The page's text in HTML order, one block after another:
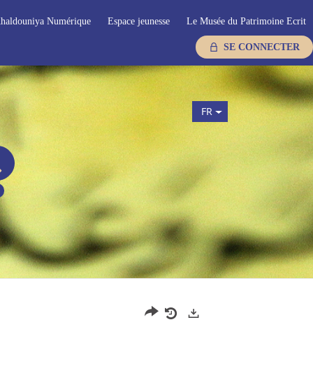
Numérique Espace jeunesse Le Musée du Patrimoine Ecrit
SE CONNECTER
FR